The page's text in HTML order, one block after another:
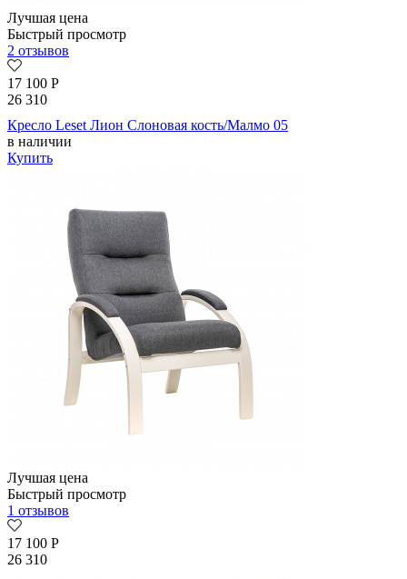
Лучшая цена
Быстрый просмотр
2 отзывов
17 100 Р
26 310
Кресло Leset Лион Слоновая кость/Малмо 05
в наличии
Купить
Лучшая цена
Быстрый просмотр
1 отзывов
17 100 Р
26 310